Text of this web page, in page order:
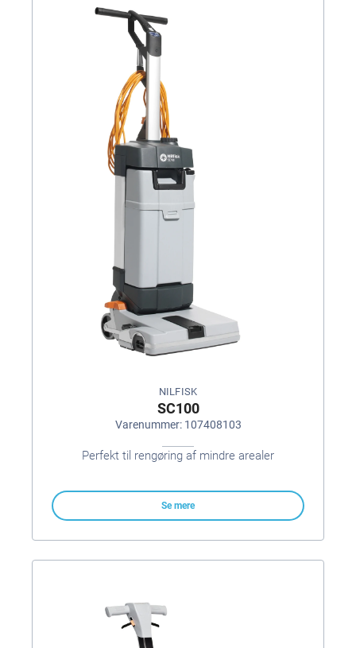
NILFISK
SC100
Varenummer: 107408103
Perfekt til rengøring af mindre arealer
Se mere